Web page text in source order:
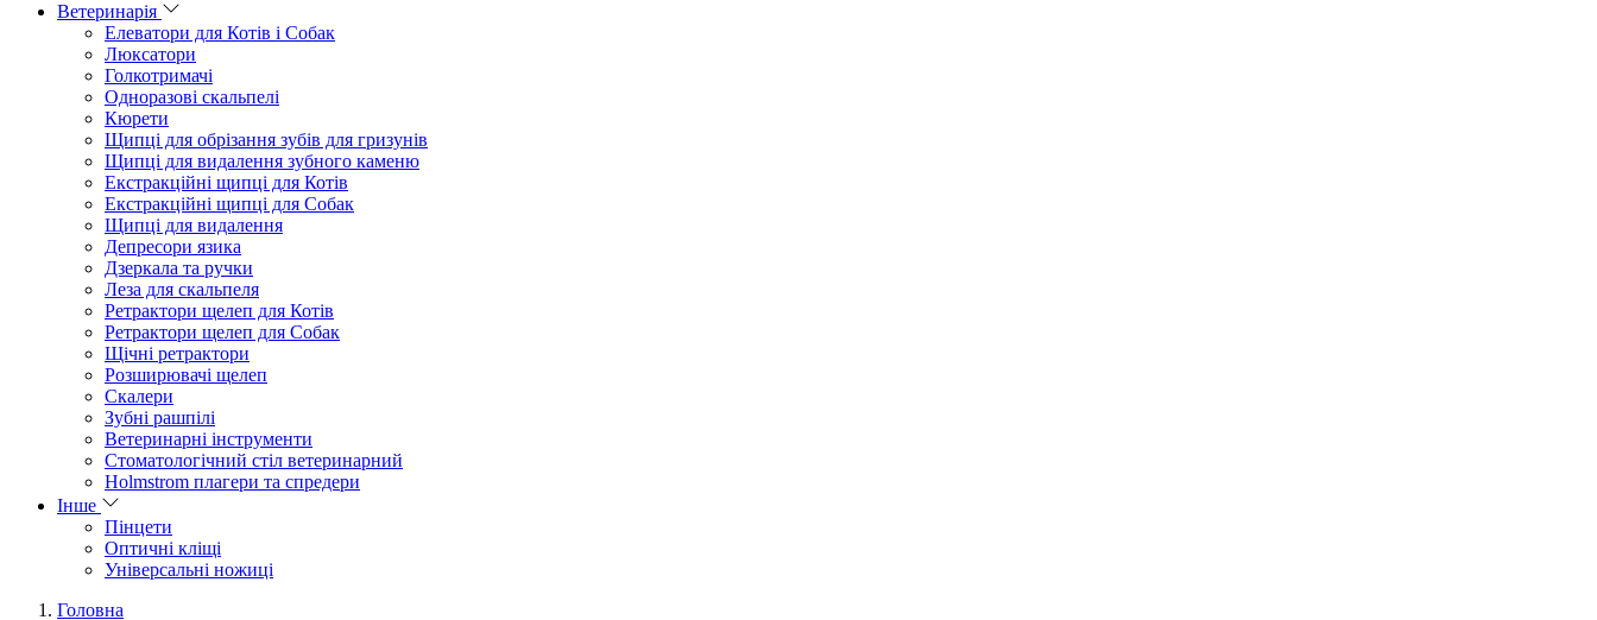
Ветеринарія
Елеватори для Котів і Собак
Люксатори
Голкотримачі
Одноразові скальпелі
Кюрети
Щипці для обрізання зубів для гризунів
Щипці для видалення зубного каменю
Екстракційні щипці для Котів
Екстракційні щипці для Собак
Щипці для видалення
Депресори язика
Дзеркала та ручки
Леза для скальпеля
Ретрактори щелеп для Котів
Ретрактори щелеп для Собак
Щічні ретрактори
Розширювачі щелеп
Скалери
Зубні рашпілі
Ветеринарні інструменти
Стоматологічний стіл ветеринарний
Holmstrom плагери та спредери
Інше
Пінцети
Оптичні кліщі
Універсальні ножиці
Головна